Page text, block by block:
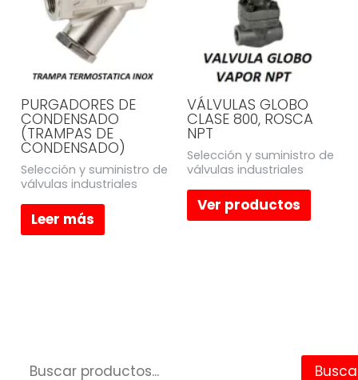
PURGADORES DE
CONDENSADO
(TRAMPAS DE
CONDENSADO)
Selección y suministro de
válvulas industriales
Leer más
VÁLVULAS GLOBO
CLASE 800, ROSCA
NPT
Selección y suministro de
válvulas industriales
Ver productos